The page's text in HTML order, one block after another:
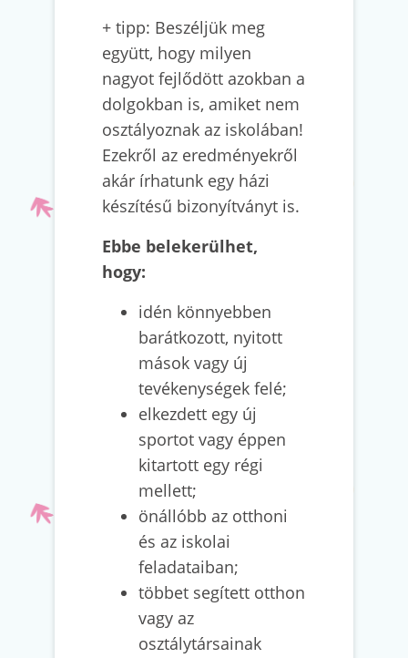
+ tipp: Beszéljük meg
együtt, hogy milyen
nagyot fejlődött azokban a
dolgokban is, amiket nem
osztályoznak az iskolában!
Ezekről az eredményekről
akár írhatunk egy házi
készítésű bizonyítványt is.
Ebbe belekerülhet,
hogy:
idén könnyebben
barátkozott, nyitott
mások vagy új
tevékenységek felé;
elkezdett egy új
sportot vagy éppen
kitartott egy régi
mellett;
önállóbb az otthoni
és az iskolai
feladataiban;
többet segített otthon
vagy az
osztálytársainak